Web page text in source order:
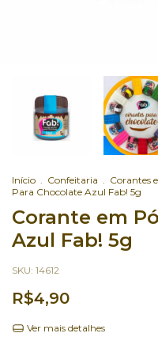
Início . Confeitaria . Corantes
Para Chocolate Azul Fab! 5g
Corante em
Azul Fab! 5g
SKU: 14612
R$4,90
Ver mais detalhes